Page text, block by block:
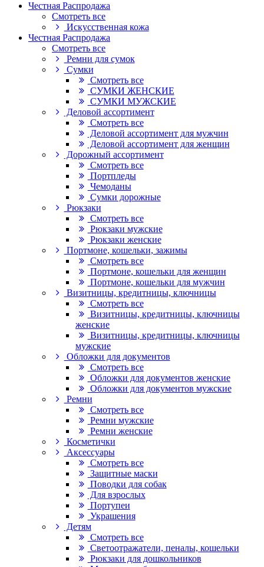
Честная Распродажа
Смотреть все
Искусственная кожа
Честная Распродажа
Смотреть все
Ремни для сумок
Сумки
Смотреть все
СУМКИ ЖЕНСКИЕ
СУМКИ МУЖСКИЕ
Деловой ассортимент
Смотреть все
Деловой ассортимент для мужчин
Деловой ассортимент для женщин
Дорожный ассортимент
Смотреть все
Портпледы
Чемоданы
Сумки дорожные
Рюкзаки
Смотреть все
Рюкзаки мужские
Рюкзаки женские
Портмоне, кошельки, зажимы
Смотреть все
Портмоне, кошельки для женщин
Портмоне, кошельки для мужчин
Визитницы, кредитницы, ключницы
Смотреть все
Визитницы, кредитницы, ключницы
женские
Визитницы, кредитницы, ключницы
мужские
Обложки для документов
Смотреть все
Обложки для документов женские
Обложки для документов мужские
Ремни
Смотреть все
Ремни мужские
Ремни женские
Косметички
Аксессуары
Смотреть все
Защитные маски
Поводки для собак
Для взрослых
Портупеи
Украшения
Детям
Смотреть все
Светоотражатели, пеналы, кошельки
Рюкзаки для дошкольников